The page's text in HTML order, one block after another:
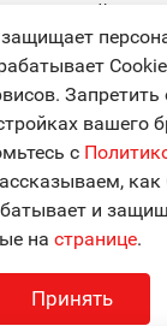
(в комплект
- газовый баллон
на обычной
-
ГОСТУ и
ручка
для
Запретить
вашего
с
и
на странице.
Принять